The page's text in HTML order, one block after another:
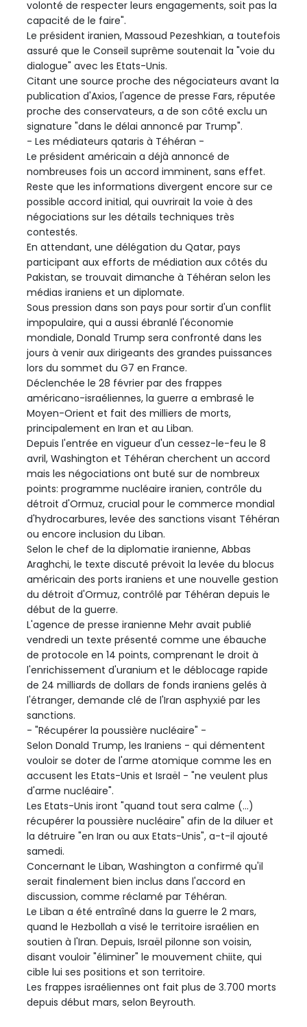
volonté de respecter leurs engagements, soit pas la
capacité de le faire".
Le président iranien, Massoud Pezeshkian, a toutefois
assuré que le Conseil suprême soutenait la "voie du
dialogue" avec les Etats-Unis.
Citant une source proche des négociateurs avant la
publication d'Axios, l'agence de presse Fars, réputée
proche des conservateurs, a de son côté exclu un
signature "dans le délai annoncé par Trump".
- Les médiateurs qataris à Téhéran -
Le président américain a déjà annoncé de
nombreuses fois un accord imminent, sans effet.
Reste que les informations divergent encore sur ce
possible accord initial, qui ouvrirait la voie à des
négociations sur les détails techniques très
contestés.
En attendant, une délégation du Qatar, pays
participant aux efforts de médiation aux côtés du
Pakistan, se trouvait dimanche à Téhéran selon les
médias iraniens et un diplomate.
Sous pression dans son pays pour sortir d'un conflit
impopulaire, qui a aussi ébranlé l'économie
mondiale, Donald Trump sera confronté dans les
jours à venir aux dirigeants des grandes puissances
lors du sommet du G7 en France.
Déclenchée le 28 février par des frappes
américano-israéliennes, la guerre a embrasé le
Moyen-Orient et fait des milliers de morts,
principalement en Iran et au Liban.
Depuis l'entrée en vigueur d'un cessez-le-feu le 8
avril, Washington et Téhéran cherchent un accord
mais les négociations ont buté sur de nombreux
points: programme nucléaire iranien, contrôle du
détroit d'Ormuz, crucial pour le commerce mondial
d'hydrocarbures, levée des sanctions visant Téhéran
ou encore inclusion du Liban.
Selon le chef de la diplomatie iranienne, Abbas
Araghchi, le texte discuté prévoit la levée du blocus
américain des ports iraniens et une nouvelle gestion
du détroit d'Ormuz, contrôlé par Téhéran depuis le
début de la guerre.
L'agence de presse iranienne Mehr avait publié
vendredi un texte présenté comme une ébauche
de protocole en 14 points, comprenant le droit à
l'enrichissement d'uranium et le déblocage rapide
de 24 milliards de dollars de fonds iraniens gelés à
l'étranger, demande clé de l'Iran asphyxié par les
sanctions.
- "Récupérer la poussière nucléaire" -
Selon Donald Trump, les Iraniens - qui démentent
vouloir se doter de l'arme atomique comme les en
accusent les Etats-Unis et Israël - "ne veulent plus
d'arme nucléaire".
Les Etats-Unis iront "quand tout sera calme (...)
récupérer la poussière nucléaire" afin de la diluer et
la détruire "en Iran ou aux Etats-Unis", a-t-il ajouté
samedi.
Concernant le Liban, Washington a confirmé qu'il
serait finalement bien inclus dans l'accord en
discussion, comme réclamé par Téhéran.
Le Liban a été entraîné dans la guerre le 2 mars,
quand le Hezbollah a visé le territoire israélien en
soutien à l'Iran. Depuis, Israël pilonne son voisin,
disant vouloir "éliminer" le mouvement chiite, qui
cible lui ses positions et son territoire.
Les frappes israéliennes ont fait plus de 3.700 morts
depuis début mars, selon Beyrouth.